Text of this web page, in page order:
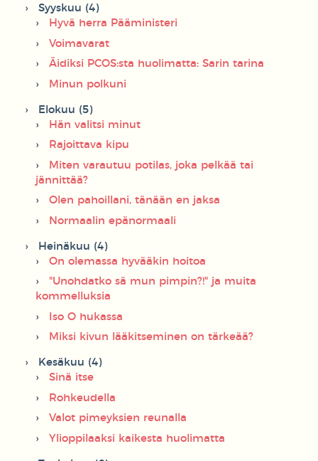
Syyskuu (4)
Hyvä herra Pääministeri
Voimavarat
Äidiksi PCOS:sta huolimatta: Sarin tarina
Minun polkuni
Elokuu (5)
Hän valitsi minut
Rajoittava kipu
Miten varautuu potilas, joka pelkää tai
jännittää?
Olen pahoillani, tänään en jaksa
Normaalin epänormaali
Heinäkuu (4)
On olemassa hyvääkin hoitoa
"Unohdatko sä mun pimpin?!" ja muita
kommelluksia
Iso O hukassa
Miksi kivun lääkitseminen on tärkeää?
Kesäkuu (4)
Sinä itse
Rohkeudella
Valot pimeyksien reunalla
Ylioppilaaksi kaikesta huolimatta